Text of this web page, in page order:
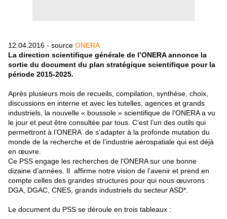
12.04.2016 - source ONERA
La direction scientifique générale de l’ONERA annonce la
sortie du document du plan stratégique scientifique pour la
période 2015-2025.
Après plusieurs mois de recueils, compilation, synthèse, choix,
discussions en interne et avec les tutelles, agences et grands
industriels, la nouvelle « boussole » scientifique de l’ONERA a vu
le jour et peut être consultée par tous. C’est l’un des outils qui
permettront à l’ONERA de s’adapter à la profonde mutation du
monde de la recherche et de l’industrie aérospatiale qui est déjà
en œuvre.
Ce PSS engage les recherches de l'ONERA sur une bonne
dizaine d’années. Il affirme notre vision de l’avenir et prend en
compte celles des grandes structures pour qui nous œuvrons :
DGA, DGAC, CNES, grands industriels du secteur ASD*.
Le document du PSS se déroule en trois tableaux :